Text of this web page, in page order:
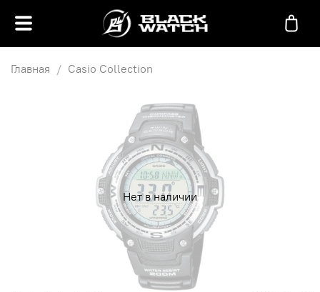
Главная Casio Collection
Нет в наличии